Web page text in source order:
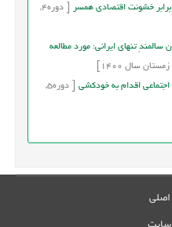
خشونت اقتصادی همسر دوره 4,
سالمندِ تنهای ایرانی: مورد مطالعه
سال
اقدام به خودکشی [ دوره 5,